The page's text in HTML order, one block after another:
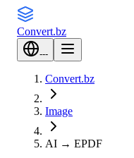
Convert.bz
---
Convert.bz
Image
AI → EPDF